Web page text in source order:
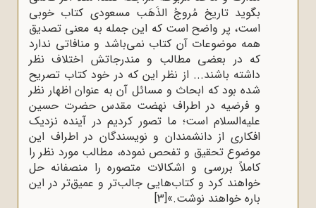
بگوید تاریخ مُروجُ الذَهَب مسعودی کتاب خوبی
است، پر واضح است که این جمله به معنی تصدیق
همه موضوعات آن کتاب نمی‌باشد و منافاتی ندارد
که در بعضی مطالب و مندرجاتش اختلاف نظر
داشته باشند... از نظر این که در خود کتاب تصریح
شده بود که ابحاث و مسائل آن به عنوان اظهار نظر
و فرضیه در اطراف نهضت مقدس حضرت حسین
علیه‌السلام است؛ ما تصور کردیم در آینده نزدیک
افکاری از دانشمندان و نویسندگان در اطراف این
موضوع تحقیق و تفحص نموده، مطالب مورد نظر را
کاملاً بررسی و اشکالات متصوره را منصفانه حل
خواهند کرد و کتاب‌هایی جالب‌تر و عمیق‌تر در این
باره خواهند نوشت.»[3]